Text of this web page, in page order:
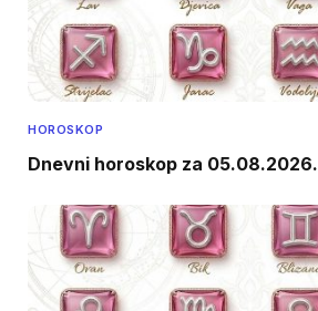
HOROSKOP
Dnevni horoskop za 05.08.2026.